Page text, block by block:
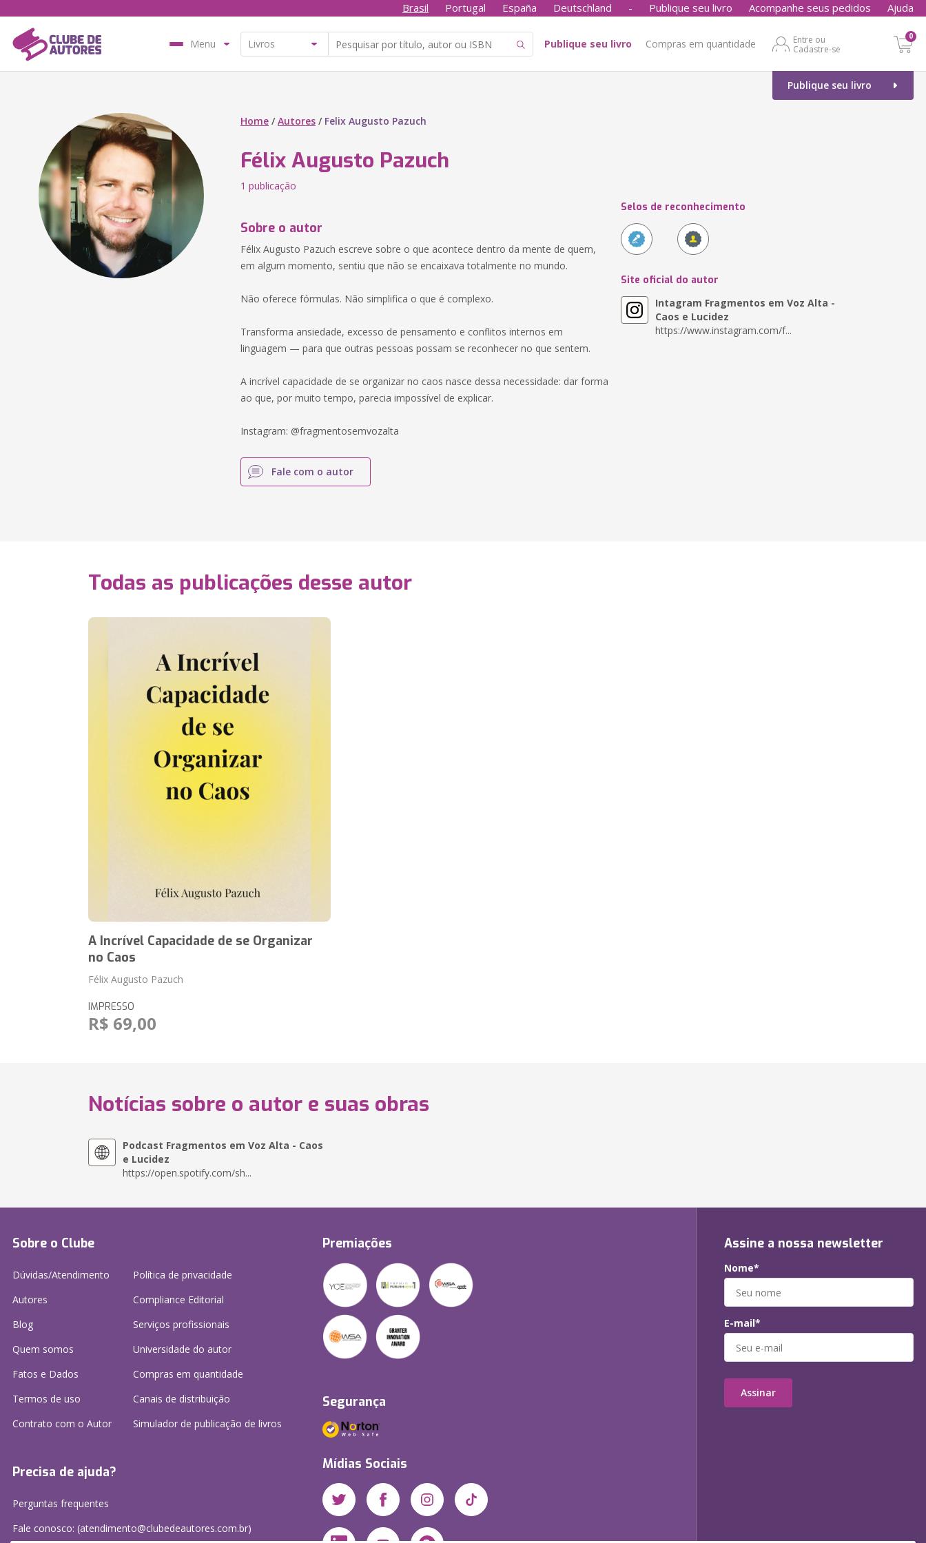
Brasil Portugal España Deutschland - Publique seu livro Acompanhe seus pedidos Ajuda
Menu Publique seu livro Compras em quantidade
Entre ou
Cadastre-se
0
Publique seu livro
Home /Autores / Felix Augusto Pazuch
Félix Augusto Pazuch
1 publicação
Sobre o autor
Félix Augusto Pazuch escreve sobre o que acontece dentro da mente de quem,
em algum momento, sentiu que não se encaixava totalmente no mundo.
Não oferece fórmulas. Não simplifica o que é complexo.
Transforma ansiedade, excesso de pensamento e conflitos internos em
linguagem — para que outras pessoas possam se reconhecer no que sentem.
A incrível capacidade de se organizar no caos nasce dessa necessidade: dar forma
ao que, por muito tempo, parecia impossível de explicar.
Instagram: @fragmentosemvozalta
Fale com o autor
Selos de reconhecimento
Site oficial do autor
Intagram Fragmentos em Voz Alta -
Caos e Lucidez
https://www.instagram.com/f...
Todas as publicações desse autor
A Incrível Capacidade de se Organizar
no Caos
Félix Augusto Pazuch
IMPRESSO
R$ 69,00
Notícias sobre o autor e suas obras
Podcast Fragmentos em Voz Alta - Caos
e Lucidez
https://open.spotify.com/sh...
Sobre o Clube
Dúvidas/Atendimento
Autores
Blog
Quem somos
Fatos e Dados
Termos de uso
Contrato com o Autor
Política de privacidade
Compliance Editorial
Serviços profissionais
Universidade do autor
Compras em quantidade
Canais de distribuição
Simulador de publicação de livros
Precisa de ajuda?
Perguntas frequentes
Fale conosco: (atendimento@clubedeautores.com.br)
Premiações
Segurança
Mídias Sociais
Assine a nossa newsletter
Nome*
E-mail*
Assinar